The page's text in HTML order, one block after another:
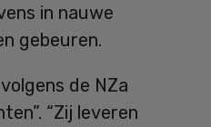
in nauwe
gebeuren.
de NZa
“Zij leveren